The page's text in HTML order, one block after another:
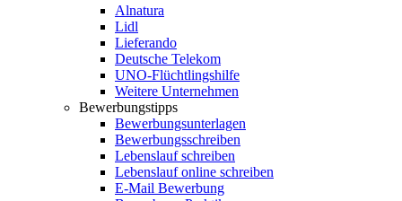
Alnatura
Lidl
Lieferando
Deutsche Telekom
UNO-Flüchtlingshilfe
Weitere Unternehmen
Bewerbungstipps
Bewerbungsunterlagen
Bewerbungsschreiben
Lebenslauf schreiben
Lebenslauf online schreiben
E-Mail Bewerbung